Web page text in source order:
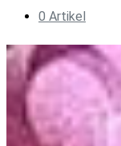
0 Artikel